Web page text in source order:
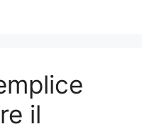
il